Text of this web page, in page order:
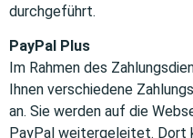
durchgeführt.
PayPal Plus
Im Rahmen des
Ihnen verschiedene
an. Sie werden auf die
PayPal weitergeleitet. Dort